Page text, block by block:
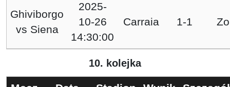
Ghiviborgo
vs Siena
2025-
10-26
14:30:00
Carraia 1-1
10. kolejka